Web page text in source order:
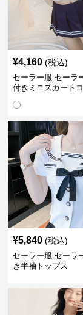
¥4,160 (税込)
セーラー服 セーラ
付きミニスカート
¥5,840 (税込)
セーラー服 セーラ
き半袖トップス